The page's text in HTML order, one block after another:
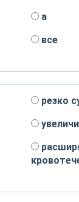
а
все
резко